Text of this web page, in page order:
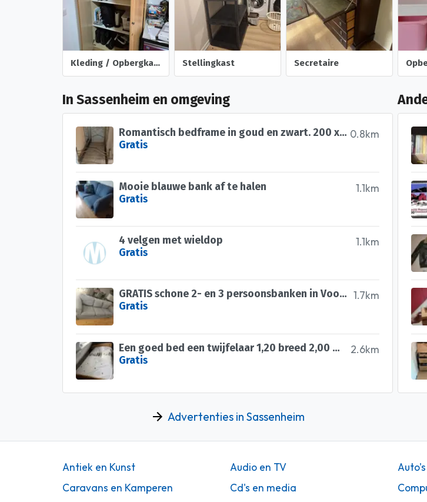
Kleding / Opbergkast Stellingkast Secretaire
In Sassenheim en omgeving
0.8km
Romantisch bedframe in goud en zwart. 200 x 90cm
Gratis
1.1km
Mooie blauwe bank af te halen
Gratis
1.1km
4 velgen met wieldop
Gratis
1.7km
GRATIS schone 2- en 3 persoonsbanken in Voorhout
Gratis
2.6km
Een goed bed een twijfelaar 1,20 breed 2,00 meter lang
Gratis
Advertenties in Sassenheim
Antiek en Kunst Audio en TV
Caravans en Kamperen
Cd's en media